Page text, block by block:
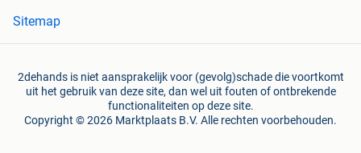
Sitemap
2dehands is niet aansprakelijk voor (gevolg)schade die voortkomt
uit het gebruik van deze site, dan wel uit fouten of ontbrekende
functionaliteiten op deze site.
Copyright © 2026 Marktplaats B.V. Alle rechten voorbehouden.